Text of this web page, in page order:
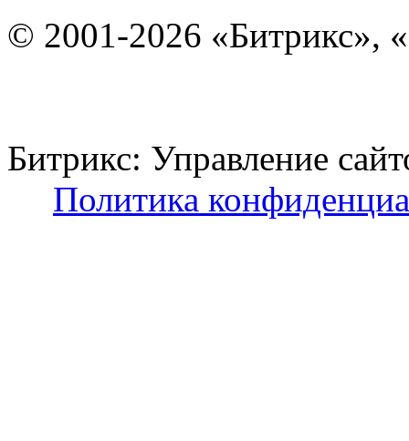
© 2001-2026 «Битрикс»,
Битрикс: Управление
Политика